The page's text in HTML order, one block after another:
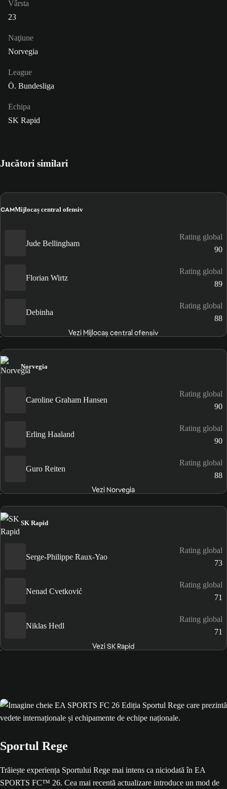
Vârsta
23
Naţiune
Norvegia
League
Ö. Bundesliga
Echipa
SK Rapid
Jucători similari
CAMMijlocaș central ofensiv
Jude Bellingham
Rating global
90
Florian Wirtz
Rating global
89
Debinha
Rating global
88
Vezi Mijlocaș central ofensiv
Norvegia
Caroline Graham Hansen
Rating global
90
Erling Haaland
Rating global
90
Guro Reiten
Rating global
88
Vezi Norvegia
SK Rapid
Serge-Philippe Raux-Yao
Rating global
73
Nenad Cvetković
Rating global
71
Niklas Hedl
Rating global
71
Vezi SK Rapid
Sportul Rege
Trăiește experiența Sportului Rege mai intens ca niciodată în EA
SPORTS FC™ 26. Cea mai recentă actualizare introduce un mod de